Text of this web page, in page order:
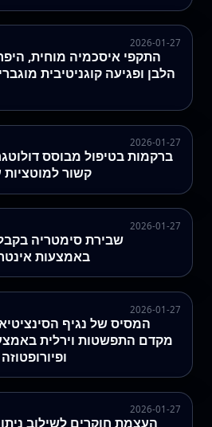
2026-01-27
התקפי איסכמיה מוחית,
הלבן ופגיעה קוגניטיבית
2026-01-27
קשור למוטציות
2026-01-27
שבירת סימטריה
באמצעות
2026-01-27
מקדם התפשטות וירלית
NLRP3 בתיווך TLR2 ופיורופטוזה
2026-01-27
העצמת חוקרים לשילוב